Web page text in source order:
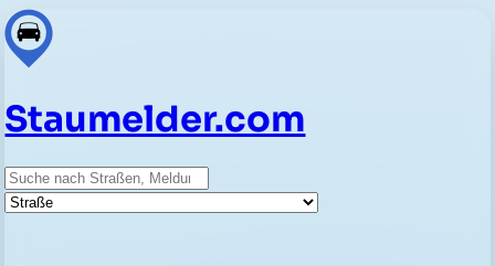
Staumelder.com
Suche
Straße